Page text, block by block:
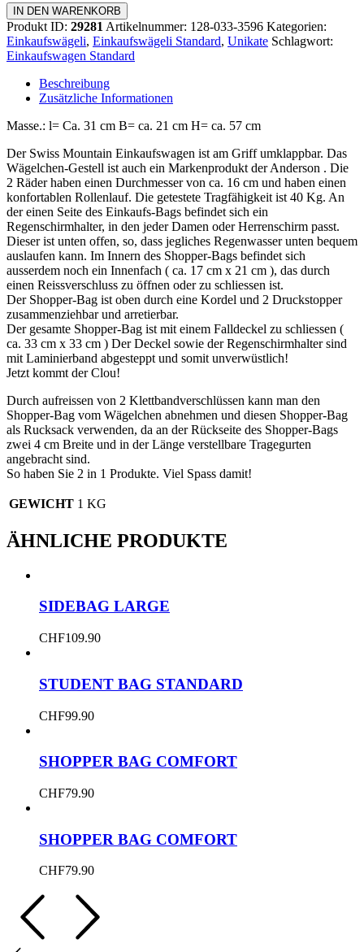
Einkaufswagen
Standard
Menge
IN DEN WARENKORB
Produkt ID: 29281 Artikelnummer: 128-033-3596 Kategorien:
Einkaufswägeli, Einkaufswägeli Standard, Unikate Schlagwort:
Einkaufswagen Standard
Beschreibung
Zusätzliche Informationen
Masse.: l= Ca. 31 cm B= ca. 21 cm H= ca. 57 cm
Der Swiss Mountain Einkaufswagen ist am Griff umklappbar. Das
Wägelchen-Gestell ist auch ein Markenprodukt der Anderson . Die
2 Räder haben einen Durchmesser von ca. 16 cm und haben einen
konfortablen Rollenlauf. Die getestete Tragfähigkeit ist 40 Kg. An
der einen Seite des Einkaufs-Bags befindet sich ein
Regenschirmhalter, in den jeder Damen oder Herrenschirm passt.
Dieser ist unten offen, so, dass jegliches Regenwasser unten bequem
auslaufen kann. Im Innern des Shopper-Bags befindet sich
ausserdem noch ein Innenfach ( ca. 17 cm x 21 cm ), das durch
einen Reissverschluss zu öffnen oder zu schliessen ist.
Der Shopper-Bag ist oben durch eine Kordel und 2 Druckstopper
zusammenziehbar und arretierbar.
Der gesamte Shopper-Bag ist mit einem Falldeckel zu schliessen (
ca. 33 cm x 33 cm ) Der Deckel sowie der Regenschirmhalter sind
mit Laminierband abgesteppt und somit unverwüstlich!
Jetzt kommt der Clou!
Durch aufreissen von 2 Klettbandverschlüssen kann man den
Shopper-Bag vom Wägelchen abnehmen und diesen Shopper-Bag
als Rucksack verwenden, da an der Rückseite des Shopper-Bags
zwei 4 cm Breite und in der Länge verstellbare Tragegurten
angebracht sind.
So haben Sie 2 in 1 Produkte. Viel Spass damit!
GEWICHT 1 KG
ÄHNLICHE PRODUKTE
SIDEBAG LARGE
CHF109.90
STUDENT BAG STANDARD
CHF99.90
SHOPPER BAG COMFORT
CHF79.90
SHOPPER BAG COMFORT
CHF79.90